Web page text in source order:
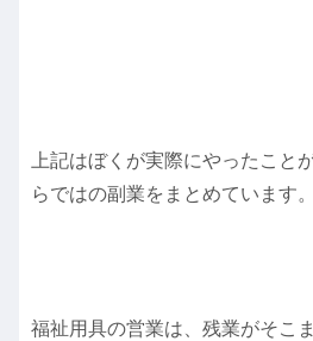
上記はぼくが実際にやったこと
らではの副業をまとめています。
福祉用具の営業は、残業がそこ